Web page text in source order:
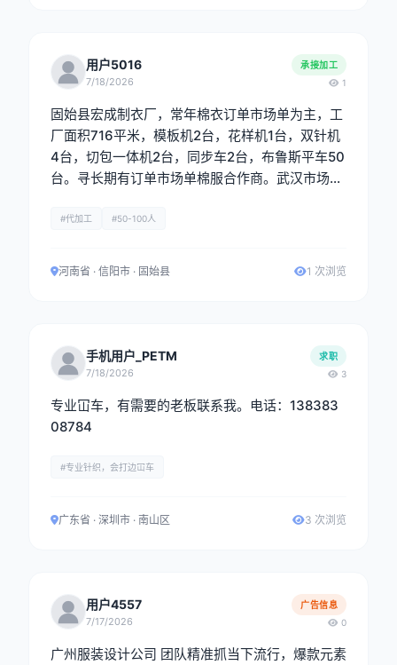
用户5016
7/18/2026
承接加工
1
固始县宏成制衣厂，常年棉衣订单市场单为主，工
厂面积716平米，模板机2台，花样机1台，双针机
4台，切包一体机2台，同步车2台，布鲁斯平车50
台。寻长期有订单市场单棉服合作商。武汉市场最
#代加工 #50-100人
河南省 · 信阳市 · 固始县 1 次浏览
手机用户_PETM
7/18/2026
求职
3
专业冚车，有需要的老板联系我。电话：138383
08784
#专业针织，会打边冚车
广东省 · 深圳市 · 南山区 3 次浏览
用户4557
7/17/2026
广告信息
0
广州服装设计公司 团队精准抓当下流行，爆款元素